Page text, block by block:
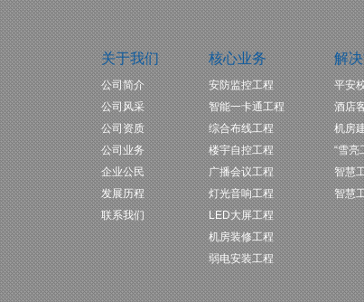
关于我们
公司简介
公司风采
公司资质
公司业务
企业公民
发展历程
联系我们
核心业务
安防监控工程
智能一卡通工程
综合布线工程
楼宇自控工程
广播会议工程
灯光音响工程
LED大屏工程
机房装修工程
弱电安装工程
解
平安
酒店
机房
“雪亮
智慧
智慧